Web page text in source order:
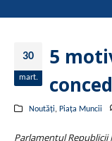
30
mart.
5
Noutăți, Piața Muncii
Parlamentul Republicii